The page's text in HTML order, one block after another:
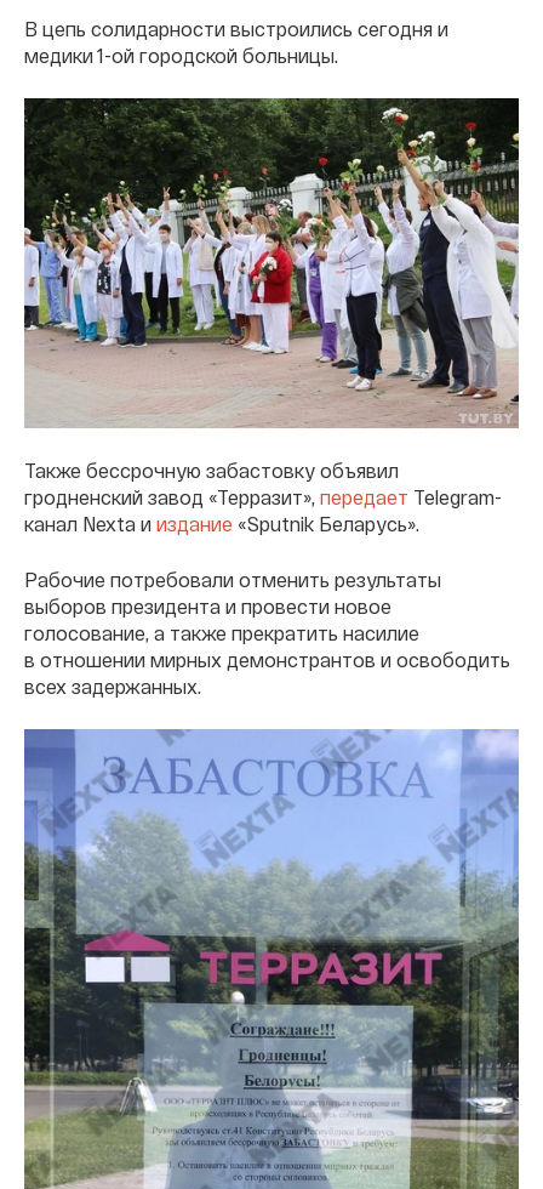
В цепь солидарности выстроились сегодня и
медики 1-ой городской больницы.
Также бессрочную забастовку объявил
гродненский завод «Терразит», передает Telegram-
канал Nexta и издание «Sputnik Беларусь».
Рабочие потребовали отменить результаты
выборов президента и провести новое
голосование, а также прекратить насилие
в отношении мирных демонстрантов и освободить
всех задержанных.